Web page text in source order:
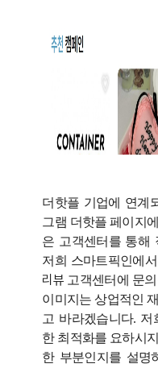
더핫플 기업에 연계
그램 더핫플 페이지
은 고객센터를 통해
저희 스마트픽인에
리뷰 고객센터에 문의
이미지는 상업적인
고 바라겠습니다.
한 최적화를 요하시
한 부분인지를 설명